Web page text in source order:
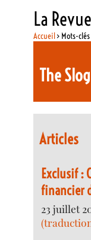
La
Accueil> Mots-
The Slog
Articles
Exclusif :
financier
23 juillet